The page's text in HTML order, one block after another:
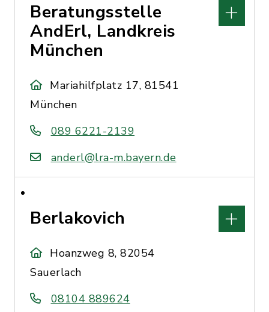
Beratungsstelle
AndErl, Landkreis
München
Mariahilfplatz 17, 81541
München
089 6221-2139
anderl@lra-m.bayern.de
Berlakovich
Hoanzweg 8, 82054
Sauerlach
08104 889624